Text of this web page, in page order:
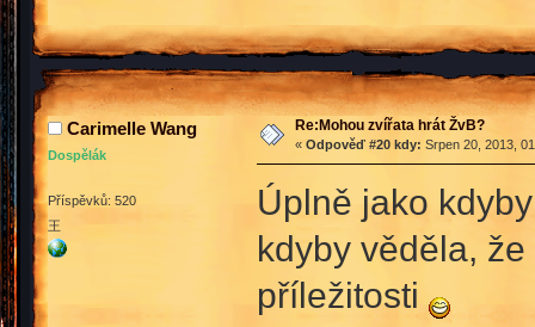
Carimelle Wang
Dospělák
Příspěvků: 520
王
Re:Mohou zvířata hrát ŽvB?
« Odpověď #20 kdy: Srpen 20, 2013,
Úplně jako
kdyby věděla,
příležitosti